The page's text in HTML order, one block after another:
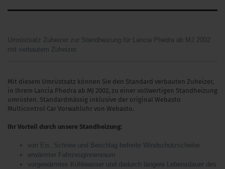
Umrüstsatz Zuheizer zur Standheizung für Lancia Phedra ab MJ 2002
mit verbautem Zuheizer.
Mit diesem Umrüstsatz können Sie den Standard verbauten Zuheizer,
in Ihrem Lancia Phedra ab MJ 2002, zu einer vollwertigen Standheizung
umrüsten. Standardmässig inklusive der original Webasto
Multicontrol Car Vorwahluhr von Webasto.
Ihr Vorteil durch unsere Standheizung:
von Eis, Schnee und Beschlag befreite Windschutzscheibe
erwärmter Fahrzeuginnenraum
vorgewärmtes Kühlwasser und dadurch längere Lebensdauer des